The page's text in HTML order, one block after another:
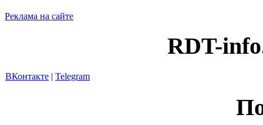
Реклама на сайте
RDT-
ВКонтакте | Telegram